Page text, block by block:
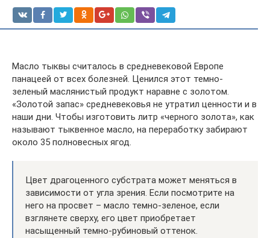
Масло тыквы считалось в средневековой Европе
панацеей от всех болезней. Ценился этот темно-
зеленый маслянистый продукт наравне с золотом.
«Золотой запас» средневековья не утратил ценности и в
наши дни. Чтобы изготовить литр «черного золота», как
называют тыквенное масло, на переработку забирают
около 35 полновесных ягод.
Цвет драгоценного субстрата может меняться в
зависимости от угла зрения. Если посмотрите на
него на просвет – масло темно-зеленое, если
взглянете сверху, его цвет приобретает
насыщенный темно-рубиновый оттенок.